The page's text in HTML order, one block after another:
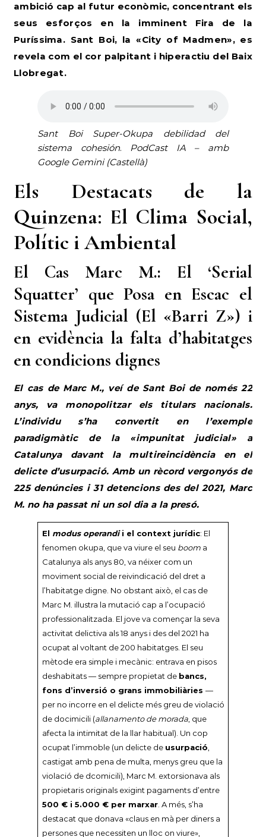
ambició cap al futur econòmic, concentrant els
seus esforços en la imminent Fira de la
Puríssima. Sant Boi, la «City of Madmen», es
revela com el cor palpitant i hiperactiu del Baix
Llobregat.
Sant Boi Super-Okupa debilidad del
sistema cohesión. PodCast IA – amb
Google Gemini (Castellà)
Els Destacats de la
Quinzena: El Clima Social,
Polític i Ambiental
El Cas Marc M.: El ‘Serial
Squatter’ que Posa en Escac el
Sistema Judicial (El «Barri Z») i
en evidència la falta d’habitatges
en condicions dignes
El cas de Marc M., veí de Sant Boi de només 22
anys, va monopolitzar els titulars nacionals.
L’individu s’ha convertit en l’exemple
paradigmàtic de la «impunitat judicial» a
Catalunya davant la multireincidència en el
delicte d’usurpació. Amb un rècord vergonyós de
225 denúncies i 31 detencions des del 2021, Marc
M. no ha passat ni un sol dia a la presó.
El modus operandii el context jurídic: El
fenomen okupa, que va viure el seu booma
Catalunya als anys 80, va néixer com un
moviment social de reivindicació del dret a
l’habitatge digne. No obstant això, el cas de
Marc M. il·lustra la mutació cap a l’ocupació
professionalitzada. El jove va començar la seva
activitat delictiva als 18 anys i des del 2021 ha
ocupat al voltant de 200 habitatges. El seu
mètode era simple i mecànic: entrava en pisos
deshabitats — sempre propietat de bancs,
fons d’inversió o grans immobiliàries —
per no incorre en el delicte més greu de violació
de docimicili (allanamento de morada, que
afecta la intimitat de la llar habitual). Un cop
ocupat l’immoble (un delicte de usurpació
castigat amb pena de multa, menys greu que la
violació de dcomicili), Marc M. extorsionava als
propietaris originals exigint pagaments d’entre
500 € i 5.000 € per marxar. A més, s’ha
destacat que donava «claus en mà per diners a
persones que necessiten un lloc on viure»,